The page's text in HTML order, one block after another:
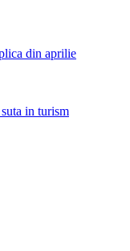
din aprilie
in turism